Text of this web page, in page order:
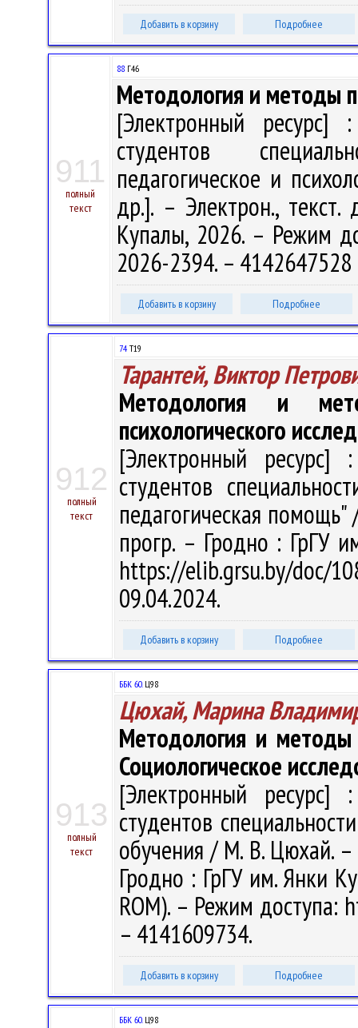
Добавить в корзину Подробнее
911
полный
текст
88 Г46
Методология и методы
[Электронный ресурс]
студентов
педагогическое и
др.]. – Электрон.,
Купалы, 2026. – Режим
2026-2394. –
Добавить в корзину Подробнее
912
полный
текст
74 Т19
Тарантей, Виктор
Методология и
психологического
[Электронный ресурс]
студентов
педагогическая помощь"
прогр. – Гродно : ГрГУ
https://elib.grsu.by/doc/
09.04.2024.
Добавить в корзину Подробнее
913
полный
текст
ББК 60.Ц98
Цюхай, Марина
Методология и методы
Социологическое
[Электронный ресурс]
студентов
обучения / М. В. Цюхай. –
Гродно : ГрГУ им. Янки
ROM). – Режим доступа:
– 4141609734.
Добавить в корзину Подробнее
ББК 60.Ц98